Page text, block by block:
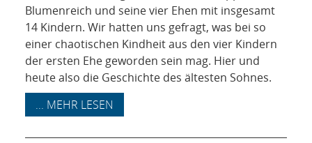
Blumenreich und seine vier Ehen mit insgesamt
14 Kindern. Wir hatten uns gefragt, was bei so
einer chaotischen Kindheit aus den vier Kindern
der ersten Ehe geworden sein mag. Hier und
heute also die Geschichte des ältesten Sohnes.
... MEHR LESEN